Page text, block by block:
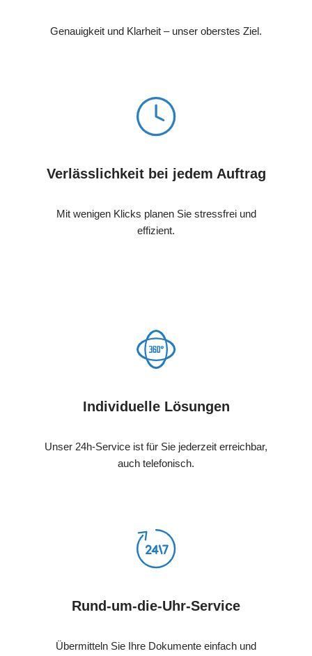
Genauigkeit und Klarheit – unser oberstes Ziel.
Verlässlichkeit bei jedem Auftrag
Mit wenigen Klicks planen Sie stressfrei und
effizient.
Individuelle Lösungen
Unser 24h-Service ist für Sie jederzeit erreichbar,
auch telefonisch.
Rund-um-die-Uhr-Service
Übermitteln Sie Ihre Dokumente einfach und